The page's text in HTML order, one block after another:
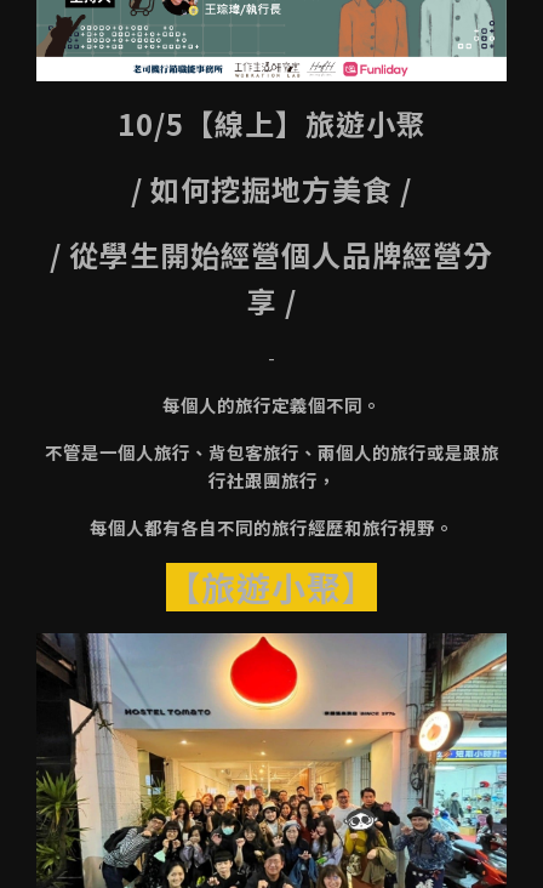
10/5【線上】旅遊小聚
/ 如何挖掘地方美食 /
/ 從學生開始經營個人品牌經營分
享 /
-
每個人的旅行定義個不同。
不管是一個人旅行、背包客旅行、兩個人的旅行或是跟旅
行社跟團旅行，
每個人都有各自不同的旅行經歷和旅行視野。
【旅遊小聚】